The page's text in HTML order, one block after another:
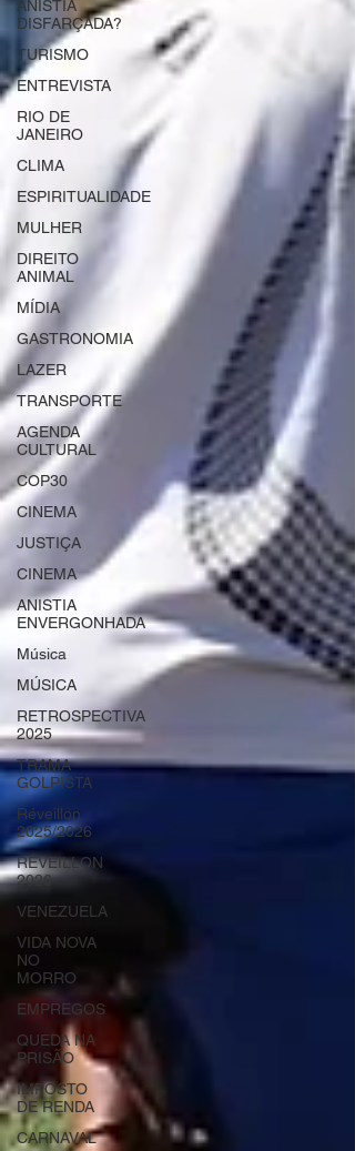
ANISTIA
DISFARÇADA?
TURISMO
ENTREVISTA
RIO DE
JANEIRO
CLIMA
ESPIRITUALIDADE
MULHER
DIREITO
ANIMAL
MÍDIA
GASTRONOMIA
LAZER
TRANSPORTE
AGENDA
CULTURAL
COP30
CINEMA
JUSTIÇA
CINEMA
ANISTIA
ENVERGONHADA
Música
MÚSICA
RETROSPECTIVA
2025
TRAMA
GOLPISTA
Réveillon
2025/2026
RÉVEILLON
2026
VENEZUELA
VIDA NOVA
NO
MORRO
EMPREGOS
QUEDA NA
PRISÃO
IMPOSTO
DE RENDA
CARNAVAL